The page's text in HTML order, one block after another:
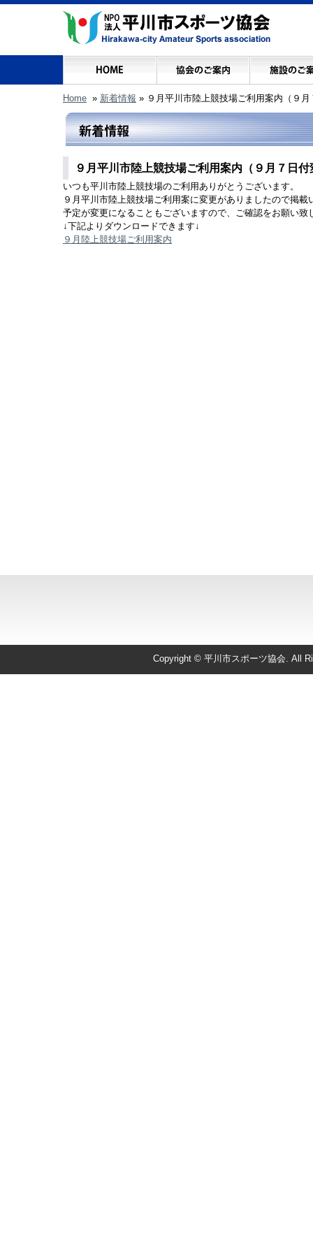
Home » 新着情報 » ９月平川市陸上競技場ご利用案内（９
９月平川市陸上競技場ご利用案内（９月７日付
いつも平川市陸上競技場のご利用ありがとうございます。
９月平川市陸上競技場ご利用案に変更がありましたので掲載
予定が変更になることもございますので、ご確認をお願い致
↓下記よりダウンロードできます↓
９月陸上競技場ご利用案内
Copyright © 平川市スポーツ協会. All